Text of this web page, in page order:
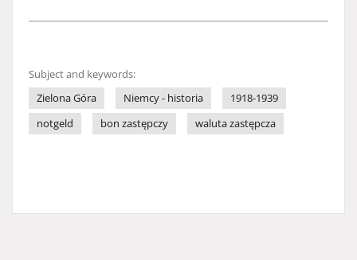
Subject and keywords:
Zielona Góra
Niemcy - historia
1918-1939
notgeld
bon zastępczy waluta zastępcza